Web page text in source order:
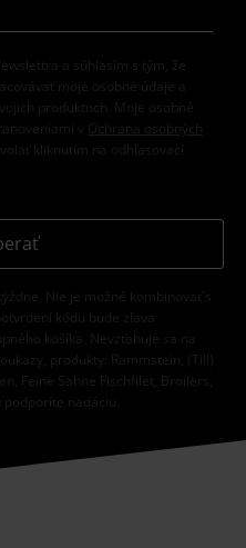
a súhlasím s tým, že
moje osobné údaje a
produktoch. Moje osobné
v
Ochrana osobných
kliknutím na odhlasovací
Nie je možné kombinovať s
kódu bude zľava
košíka. Nevzťahuje sa na
produkty: Rammstein, (Till)
Feine Sahne Fischfilet, Broilers,
podporíte nadáciu.